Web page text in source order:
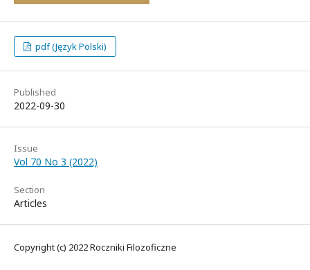
pdf (Język Polski)
Published
2022-09-30
Issue
Vol 70 No 3 (2022)
Section
Articles
Copyright (c) 2022 Roczniki Filozoficzne